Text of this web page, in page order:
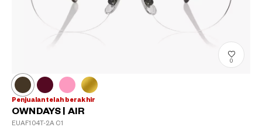
0
Penjualan telah berakhir
OWNDAYS | AIR
EUAF104T-2A C1